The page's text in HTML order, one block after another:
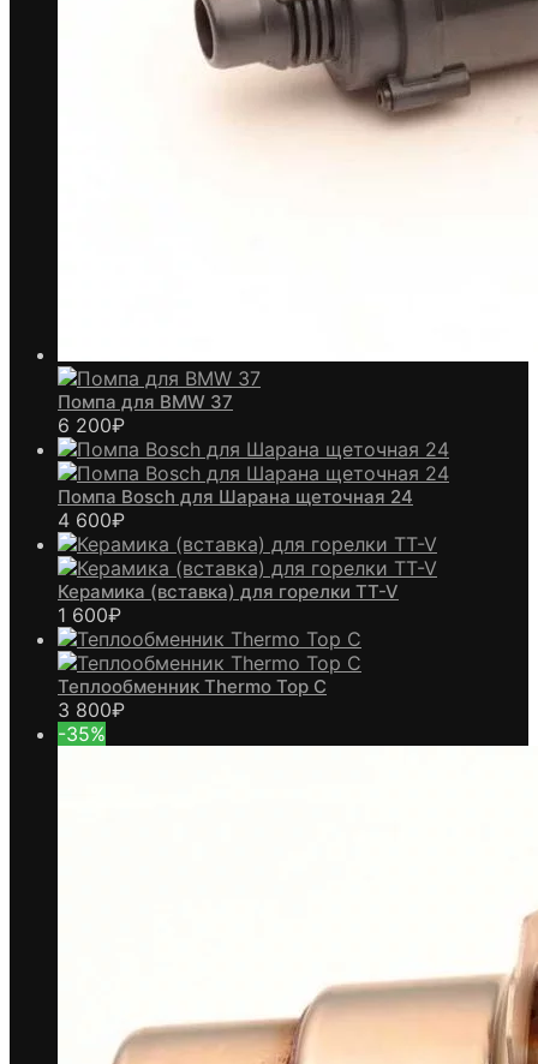
Помпа для BMW 37
6 200₽
Помпа Bosch для Шарана щеточная 24
4 600₽
Керамика (вставка) для горелки TT-V
1 600₽
Теплообменник Thermo Top C
3 800₽
-35%